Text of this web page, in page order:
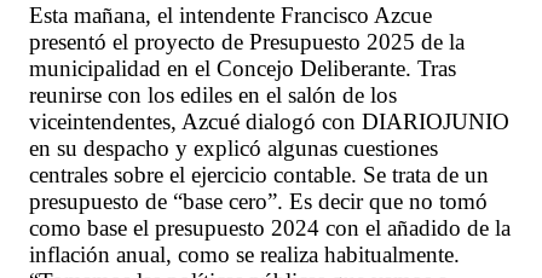
Esta mañana, el intendente Francisco Azcue
presentó el proyecto de Presupuesto 2025 de la
municipalidad en el Concejo Deliberante. Tras
reunirse con los ediles en el salón de los
viceintendentes, Azcué dialogó con DIARIOJUNIO
en su despacho y explicó algunas cuestiones
centrales sobre el ejercicio contable. Se trata de un
presupuesto de “base cero”. Es decir que no tomó
como base el presupuesto 2024 con el añadido de la
inflación anual, como se realiza habitualmente.